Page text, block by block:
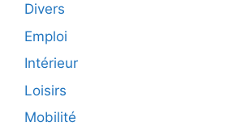
Divers
Emploi
Intérieur
Loisirs
Mobilité